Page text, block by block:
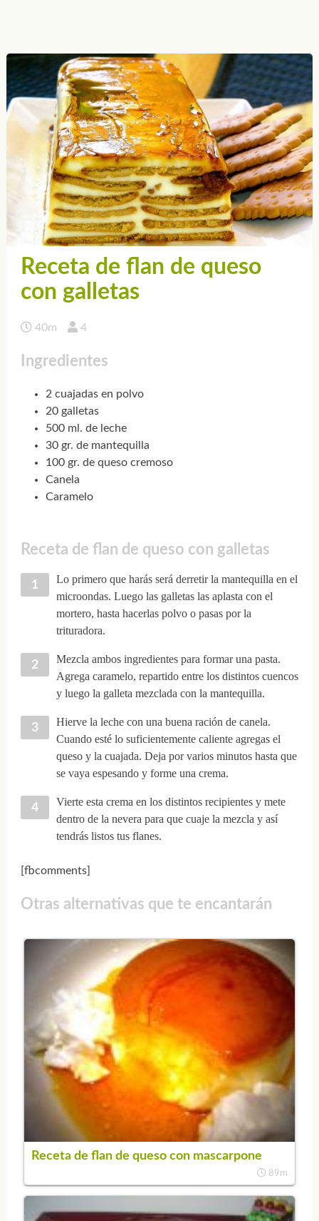
Receta de flan de queso
con galletas
40m 4
Ingredientes
2 cuajadas en polvo
20 galletas
500 ml. de leche
30 gr. de mantequilla
100 gr. de queso cremoso
Canela
Caramelo
Receta de flan de queso con galletas
Lo primero que harás será derretir la mantequilla en el
microondas. Luego las galletas las aplasta con el
mortero, hasta hacerlas polvo o pasas por la
trituradora.
Mezcla ambos ingredientes para formar una pasta.
Agrega caramelo, repartido entre los distintos cuencos
y luego la galleta mezclada con la mantequilla.
Hierve la leche con una buena ración de canela.
Cuando esté lo suficientemente caliente agregas el
queso y la cuajada. Deja por varios minutos hasta que
se vaya espesando y forme una crema.
Vierte esta crema en los distintos recipientes y mete
dentro de la nevera para que cuaje la mezcla y así
tendrás listos tus flanes.
[fbcomments]
Otras alternativas que te encantarán
Receta de flan de queso con mascarpone
89m